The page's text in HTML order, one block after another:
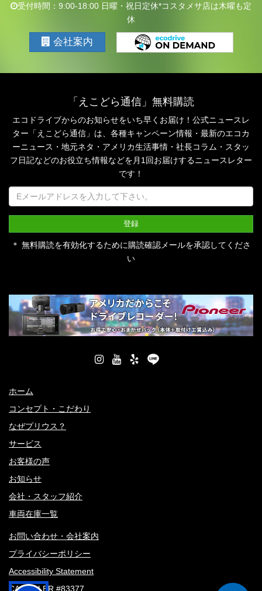
受付時間：9:00-18:00 日曜・祝日定休*コスタメサ店は木曜も定
休
会社案内
「えこどら通信」無料購読
エコドライブからのお知らせをいち早くお届け！公式ニュースレ
ター「えこどら通信」は、 各種キャンペーン情報・最新のエコカ
ーニュース・地元ネタ・アメリカ生活事情・社長コラム・ スタッ
フ日記などのお役立ち情報などを月1回お届けするニュースレター
です！
＊ 無料購読を有効化するために購読確認メールを承認してくださ
い
ホーム
コンセプト・こだわり
なぜプリウス？
サービス
お客様の声
お知らせ
会社・スタッフ紹介
車両在庫一覧
お問い合わせ・会社案内
プライバシーポリシー
Accessibility Statement
CA DEALER #83377